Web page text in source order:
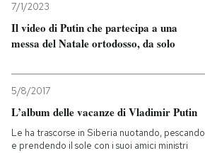
7/1/2023
Il video di Putin che partecipa a una
messa del Natale ortodosso, da solo
5/8/2017
L’album delle vacanze di Vladimir Putin
Le ha trascorse in Siberia nuotando, pescando
e prendendo il sole con i suoi amici ministri